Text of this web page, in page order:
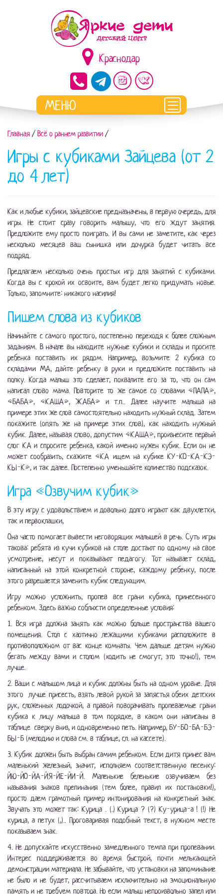
Краснодар
Главная / Всё о раннем развитии /
Игры с кубиками Зайцева (от 2
до 4 лет)
Как и любые кубики, зайцевские предназначены, в первую очередь, для
игры. Не стоит сразу говорить малышу, что его ждут занятия.
Предложите ему просто поиграть. И вы сами не заметите, как через
несколько месяцев ваш сынишка или дочурка будет читать все
подряд.
Предлагаем несколько очень простых игр для занятий с кубиками.
Когда вы с крохой их освоите, вам будет легко придумать новые.
Только, запомните: никакого насилия!
Пишем слова из кубиков
Начинайте с самого простого, постепенно переходя к более сложным
заданиям. В начале вы находите нужные кубики и склады и просите
ребенка поставить их рядом. Например, возьмите 2 кубика со
складами МА, дайте ребенку в руки и предложите поставить на
полку. Когда малыш это сделает, похвалите его за то, что он сам
написал слово мама. Повторите то же самое со словами «ПАПА»,
«БАБА», «КАША», ЖАБА» и т.п.. Далее научите малыша на
примере этих же слов самостоятельно находить нужный склад. Затем
покажите (опять же на примере этих слов), как находить нужный
кубик. Далее, называя слово, допустим «КАША», произнесите первый
слог КА и спросите ребенка, какой именно нужен кубик. Если он не
может сообразить, скажите «КА ищем на кубике КУ-КО-КА-КЭ-
КЫ-К», и так далее. Постепенно уменьшайте количество подсказок.
Игра «Озвучим кубик»
В эту игру с удовольствием и довольно долго играют как двухлетки,
так и первоклашки,
Она часто помогает вывести неговорящих малышей в речь. Суть игры
такова: ребята из кучи кубиков на столе достают по одному на свое
усмотрение, несут и показывают педагогу. Тот называет склад,
написанный на этой конкретной стороне, каждому ребенку, после
этого разрешается заменить кубик следующим.
Игру можно усложнить, пропев все грани кубика, принесенного
ребенком. Здесь важно соблюсти определенные условия:
1. Вся игра должна занять как можно больше пространства вашего
помещения. Стол с хаотично лежащими кубиками расположите в
противоположном от вас конце комнаты. Чем дальше детям нужно
бегать между вами и столом (ходить не смогут, это точно!), тем
лучше.
2. Ваши с малышом лица и кубик должны быть на одном уровне. Для
этого лучше присесть, взять левой рукой за запястья обеих детских
рук, сложенных лодочкой, а правой поворачивать пропеваемые грани
кубика к лицу малыша в том порядке, в каком они написаны в
таблице сверху вниз, и одновременно петь. Например, БУ-БО-БА-БЭ-
БЫ-Б (мелодию и слова см. в таблице, сл. на кассете).
3. Кубик должен быть выбран самим ребенком. Если дитя принес вам
маленький железный, значит, исполняем соответственную песенку:
ЙЮ-ЙО-ЙА-ЙЯ-ЙЕ-ЙИ-Й. Маленькие беленькие озвучиваем без
называния знаков препинания (тем более, правил их постановки!),
просто даем грамотный пример интонирования на конкретный знак.
Звучать это может так: Курица . (.) Курица ? (?) Ку-урица-а ! (!) Не
курица, а петух (,).. Проговаривая подобный текст, в нужном месте
показываем знак.
4. Не допускайте искусственно замедленного темпа при пропевании.
Интерес поддерживается во время быстрой, почти мелькающей
демонстрации материала. Не забывайте, что установки на запоминание
не было и не будет, рассчитываем исключительно на эмоциональную
память и не требуем повтора. Но если малыш непроизвольно запел или